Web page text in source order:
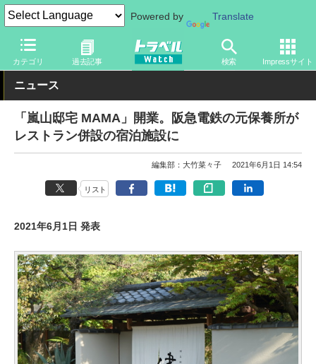
Powered by Translate
カテゴリ 過去記事 検索 Impressサイト
トラベル Watch 地域 国内旅行 京都・大阪
ニュース
「嵐山邸宅 MAMA」開業。阪急電鉄の元保養所が
レストラン併設の宿泊施設に
編集部：大竹菜々子 2021年6月1日 14:54
リスト
2021年6月1日 発表